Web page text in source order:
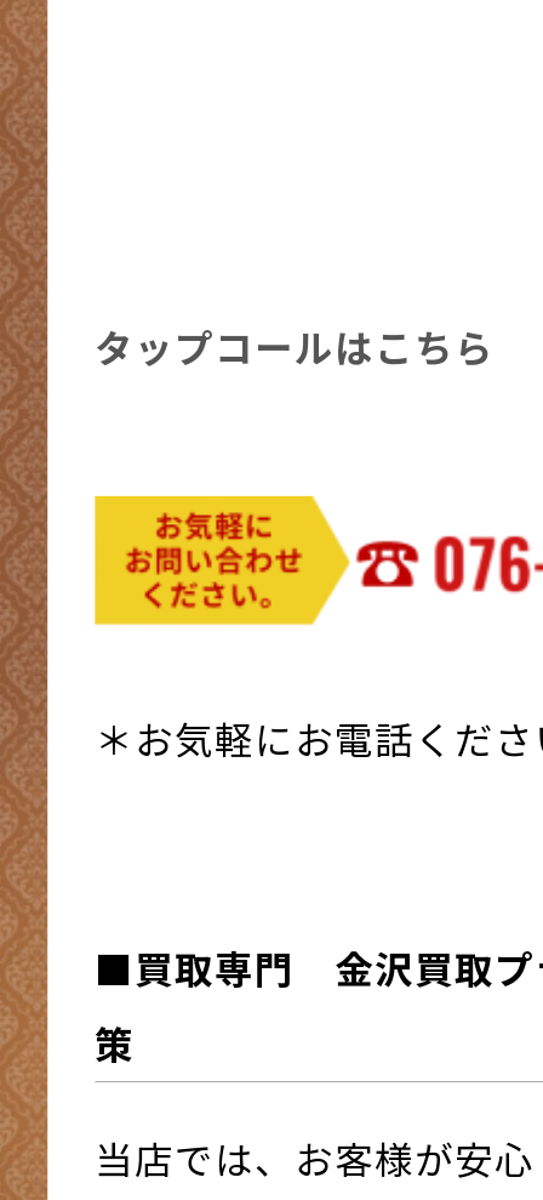
タップコールはこちら
＊お気軽にお電話くだ
■買取専門 金沢買取プ
策
当店では、お客様が安